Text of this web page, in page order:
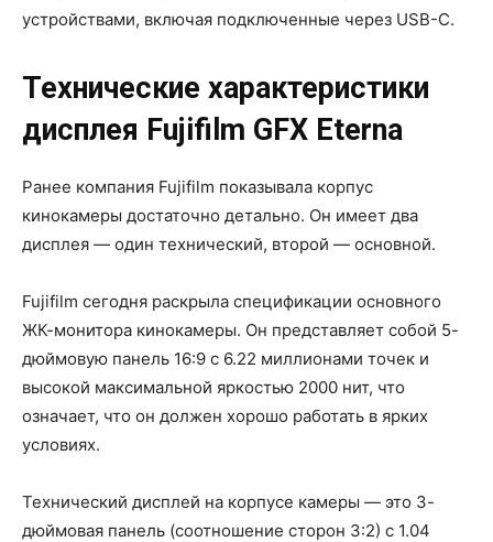
устройствами, включая подключенные через USB-C.
Технические характеристики
дисплея Fujifilm GFX Eterna
Ранее компания Fujifilm показывала корпус
кинокамеры достаточно детально. Он имеет два
дисплея — один технический, второй — основной.
Fujifilm сегодня раскрыла спецификации основного
ЖК-монитора кинокамеры. Он представляет собой 5-
дюймовую панель 16:9 с 6.22 миллионами точек и
высокой максимальной яркостью 2000 нит, что
означает, что он должен хорошо работать в ярких
условиях.
Технический дисплей на корпусе камеры — это 3-
дюймовая панель (соотношение сторон 3:2) с 1.04